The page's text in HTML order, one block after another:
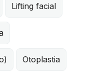
Lifting facial
Otoplastia